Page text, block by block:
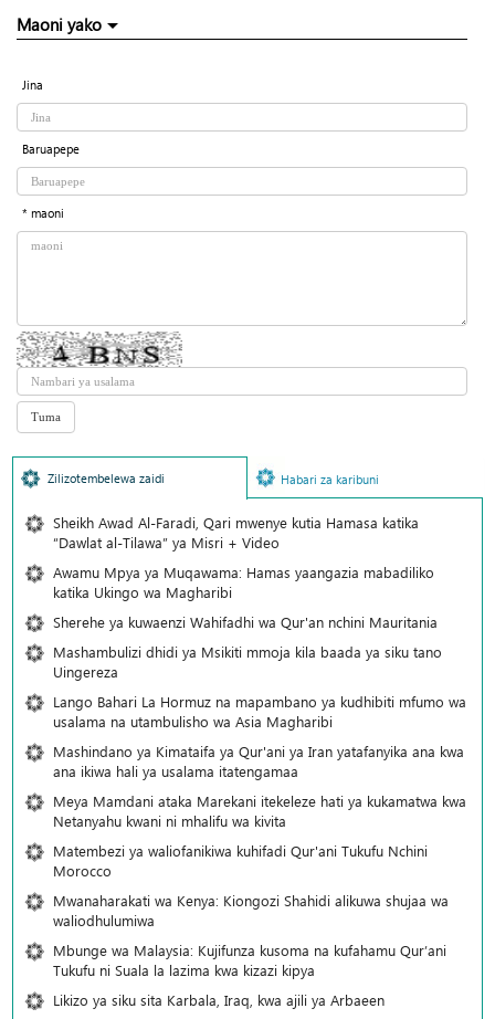
Maoni yako
Jina
Baruapepe
* maoni
Zilizotembelewa zaidi Habari za karibuni
Sheikh Awad Al-Faradi, Qari mwenye kutia Hamasa katika
“Dawlat al-Tilawa” ya Misri + Video
Awamu Mpya ya Muqawama: Hamas yaangazia mabadiliko
katika Ukingo wa Magharibi
Sherehe ya kuwaenzi Wahifadhi wa Qur'an nchini Mauritania
Mashambulizi dhidi ya Msikiti mmoja kila baada ya siku tano
Uingereza
Lango Bahari La Hormuz na mapambano ya kudhibiti mfumo wa
usalama na utambulisho wa Asia Magharibi
Mashindano ya Kimataifa ya Qur'ani ya Iran yatafanyika ana kwa
ana ikiwa hali ya usalama itatengamaa
Meya Mamdani ataka Marekani itekeleze hati ya kukamatwa kwa
Netanyahu kwani ni mhalifu wa kivita
Matembezi ya waliofanikiwa kuhifadi Qur'ani Tukufu Nchini
Morocco
Mwanaharakati wa Kenya: Kiongozi Shahidi alikuwa shujaa wa
waliodhulumiwa
Mbunge wa Malaysia: Kujifunza kusoma na kufahamu Qur’ani
Tukufu ni Suala la lazima kwa kizazi kipya
Likizo ya siku sita Karbala, Iraq, kwa ajili ya Arbaeen